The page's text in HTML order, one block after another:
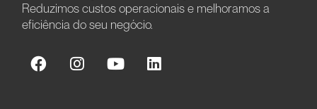
Reduzimos custos operacionais e melhoramos a
eficiência do seu negócio.